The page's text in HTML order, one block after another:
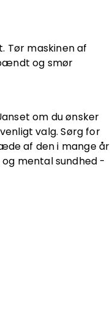
Tør maskinen af
og smør
om du ønsker
valg. Sørg for
af den i mange år
mental sundhed -